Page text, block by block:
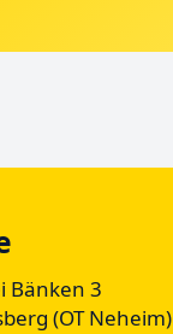
Bänken 3
(OT Neheim)